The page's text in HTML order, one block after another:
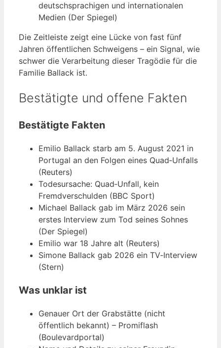
deutschsprachigen und internationalen
Medien (Der Spiegel)
Die Zeitleiste zeigt eine Lücke von fast fünf
Jahren öffentlichen Schweigens – ein Signal, wie
schwer die Verarbeitung dieser Tragödie für die
Familie Ballack ist.
Bestätigte und offene Fakten
Bestätigte Fakten
Emilio Ballack starb am 5. August 2021 in
Portugal an den Folgen eines Quad‑Unfalls
(Reuters)
Todesursache: Quad‑Unfall, kein
Fremdverschulden (BBC Sport)
Michael Ballack gab im März 2026 sein
erstes Interview zum Tod seines Sohnes
(Der Spiegel)
Emilio war 18 Jahre alt (Reuters)
Simone Ballack gab 2026 ein TV‑Interview
(Stern)
Was unklar ist
Genauer Ort der Grabstätte (nicht
öffentlich bekannt) – Promiflash
(Boulevardportal)